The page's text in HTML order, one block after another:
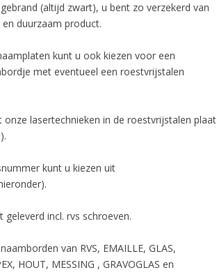
(altijd zwart), u bent zo verzekerd van
duurzaam product.
kunt u ook kiezen voor een
met eventueel een roestvrijstalen
lasertechnieken in de roestvrijstalen plaat
kunt u kiezen uit
incl. rvs schroeven.
van RVS, EMAILLE, GLAS,
HOUT, MESSING , GRAVOGLAS en